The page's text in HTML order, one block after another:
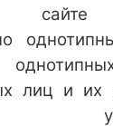
сайте
лиц и их